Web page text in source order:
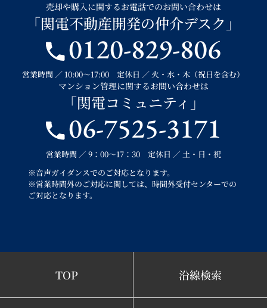
売却や購入に関するお電話でのお問い合わせは
「関電不動産開発の仲介デスク」
0120-829-806
営業時間 ／ 10:00～17:00 定休日 ／ 火・水・木（祝日を含む）
マンション管理に関するお問い合わせは
「関電コミュニティ」
06-7525-3171
営業時間 ／ 9：00～17：30 定休日 ／ 土・日・祝
※音声ガイダンスでのご対応となります。
※営業時間外のご対応に関しては、時間外受付センターでの
ご対応となります。
TOP 沿線検索